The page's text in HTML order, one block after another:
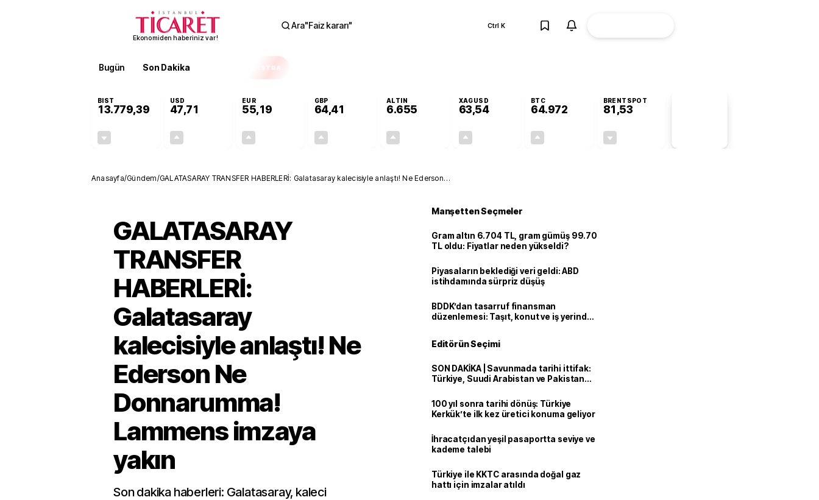
Ekonomiden haberiniz var!
Ara"Faiz kararı" Ctrl K
Bugün Son Dakika EKSTRA
BIST
13.779,39
USD
47,71
EUR
55,19
GBP
64,41
ALTIN
6.655
XAGUSD
63,54
BTC
64.972
BRENTSPOT
81,53
Anasayfa/Gündem/GALATASARAY TRANSFER HABERLERİ: Galatasaray kalecisiyle anlaştı! Ne Ederson
GALATASARAY
TRANSFER
HABERLERİ:
Galatasaray
kalecisiyle anlaştı! Ne
Ederson Ne
Donnarumma!
Lammens imzaya
yakın
Son dakika haberleri: Galatasaray, kaleci
Manşetten Seçmeler
Gram altın 6.704 TL, gram gümüş 99.70
TL oldu: Fiyatlar neden yükseldi?
Piyasaların beklediği veri geldi: ABD
istihdamında sürpriz düşüş
BDDK’dan tasarruf finansman
düzenlemesi: Taşıt, konut ve iş yerinde
Editörün Seçimi
SON DAKİKA | Savunmada tarihi ittifak:
Türkiye, Suudi Arabistan ve Pakistan
100 yıl sonra tarihi dönüş: Türkiye
Kerkük’te ilk kez üretici konuma geliyor
İhracatçıdan yeşil pasaportta seviye ve
kademe talebi
Türkiye ile KKTC arasında doğal gaz
hattı için imzalar atıldı